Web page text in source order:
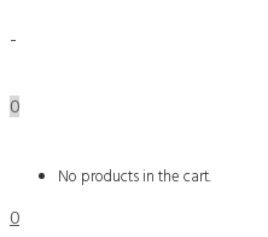
0
No products in the cart.
0